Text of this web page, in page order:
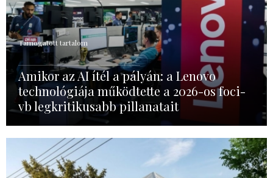
Támogatott tartalom
Amikor az AI ítél a pályán: a Lenovo
technológiája működtette a 2026-os foci-
vb legkritikusabb pillanatait